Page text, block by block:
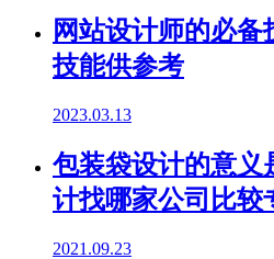
网站设计师的必备
技能供参考
2023.03.13
包装袋设计的意义
计找哪家公司比较
2021.09.23